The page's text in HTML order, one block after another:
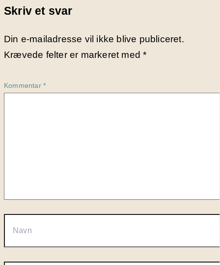
Skriv et svar
Din e-mailadresse vil ikke blive publiceret.
Krævede felter er markeret med*
Kommentar *